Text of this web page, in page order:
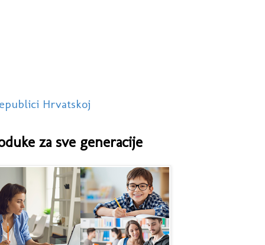
Hrvatskoj
za sve generacije